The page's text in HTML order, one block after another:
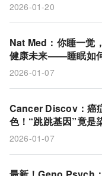
阿尔茨海默病
SleepFM
睡眠
骨密度
精神分裂
生活方式
2026-01-20
Nat Med：你睡一觉
健康未来——睡眠如
信”？
2026-01-07
Cancer Discov：癌
色！“跳跳基因”竟是
2026-01-07